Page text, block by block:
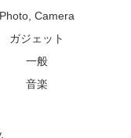
Photo, Camera
ガジェット
一般
音楽